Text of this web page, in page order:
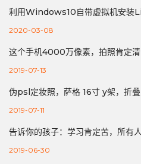
利用Windows10自带虚拟机安装
2020-03-08
这个手机4000万像素，拍照肯定
2019-07-13
伪psl定妆照，萨格 16寸 y架，折
2019-07-11
告诉你的孩子：学习肯定苦，所有人
2019-06-30